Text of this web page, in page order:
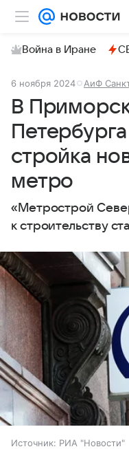
Война в Иране
6 ноября 2024 АиФ
В
стройка
метро
«Метрострой
к строительству
Источник: РИА "Новости"